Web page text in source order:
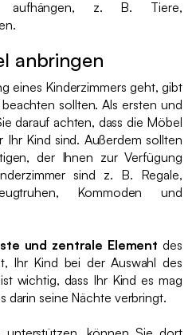
aufhängen, z. B. Tiere,
anbringen
eines Kinderzimmers geht, gibt
sollten. Als ersten und
darauf achten, dass die Möbel
Ihr Kind sind. Außerdem sollten
der Ihnen zur Verfügung
sind z. B. Regale,
Kommoden und
und zentrale Element des
Ihr Kind bei der Auswahl des
wichtig, dass Ihr Kind es mag
darin seine Nächte verbringt.